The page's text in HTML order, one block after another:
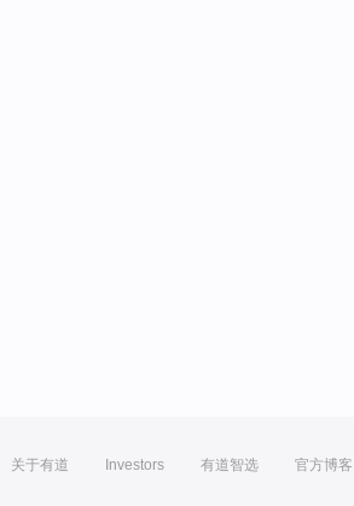
关于有道 Investors 有道智选 官方博客